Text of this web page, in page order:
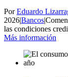
PorEduardo
2026|Bancos|
las condiciones
Más información